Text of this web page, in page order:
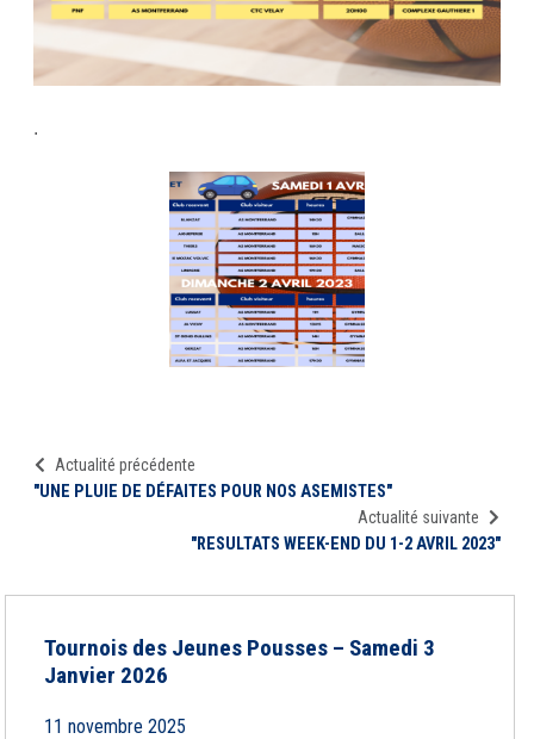
.
Actualité précédente
"UNE PLUIE DE DÉFAITES POUR NOS ASEMISTES"
Actualité suivante
"RESULTATS WEEK-END DU 1-2 AVRIL 2023"
Tournois des Jeunes Pousses – Samedi 3
Janvier 2026
11 novembre 2025